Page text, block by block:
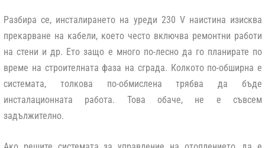
Разбира се, инсталирането на уреди 230 V наистина изисква
прекарване на кабели, което често включва ремонтни работи
на стени и др. Ето защо е много по-лесно да го планирате по
време на строителната фаза на сграда. Колкото по-обширна е
системата, толкова по-обмислена трябва да бъде
инсталационната работа. Това обаче, не е съвсем
задължително.